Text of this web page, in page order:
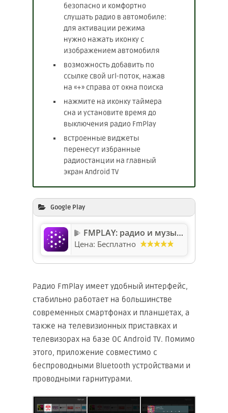
безопасно и комфортно
слушать радио в автомобиле:
для активации режима
нужно нажать иконку с
изображением автомобиля
возможность добавить по
ссылке свой url-поток, нажав
на «+» справа от окна поиска
нажмите на иконку таймера
сна и установите время до
выключения радио FmPlay
встроенные виджеты
перенесут избранные
радиостанции на главный
экран Android TV
Google Play
FMPLAY: радио и музыка онлайн
Цена: Бесплатно
Радио FmPlay имеет удобный интерфейс,
стабильно работает на большинстве
современных смартфонах и планшетах, а
также на телевизионных приставках и
телевизорах на базе ОС Android TV. Помимо
этого, приложение совместимо с
беспроводными Bluetooth устройствами и
проводными гарнитурами.